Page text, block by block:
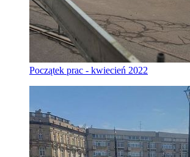
Początek prac - kwiecień 2022